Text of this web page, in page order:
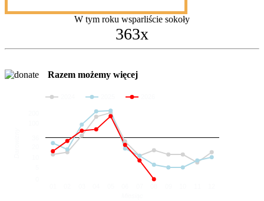
W tym roku wsparliście sokoły
363x
Razem możemy więcej